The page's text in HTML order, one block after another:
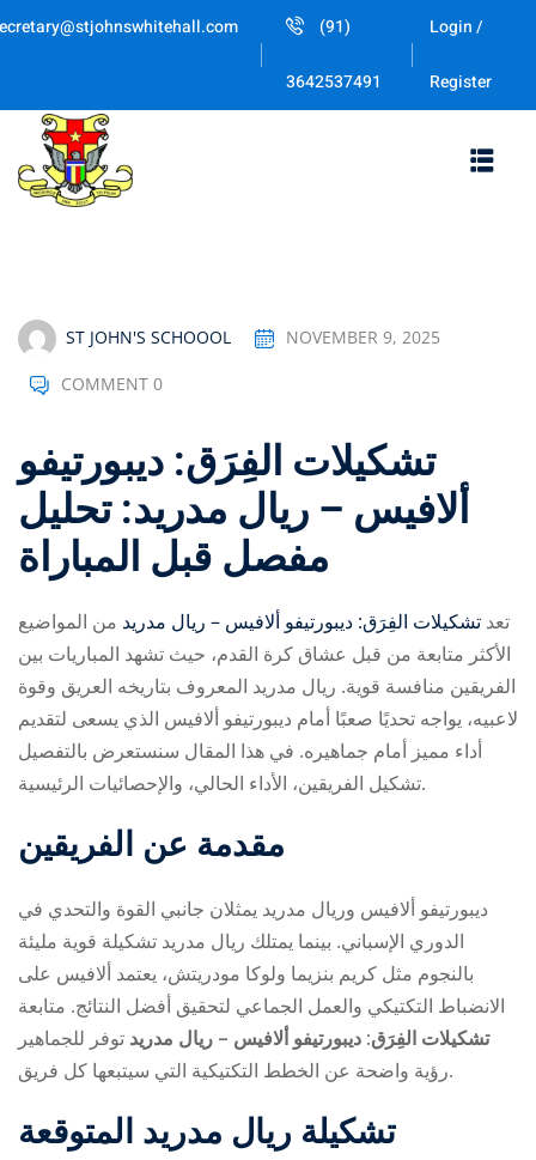
Skip
(91)
3642537491
Login /
Register
ST JOHN'S SCHOOOL NOVEMBER 9, 2025
COMMENT 0
تشكيلات الفِرَق: ديبورتيفو
ألافيس – ريال مدريد: تحليل
مفصل قبل المباراة
تعد تشكيلات الفِرَق: ديبورتيفو ألافيس – ريال مدريد من المواضيع
الأكثر متابعة من قبل عشاق كرة القدم، حيث تشهد المباريات بين
الفريقين منافسة قوية. ريال مدريد المعروف بتاريخه العريق وقوة
لاعبيه، يواجه تحديًا صعبًا أمام ديبورتيفو ألافيس الذي يسعى لتقديم
أداء مميز أمام جماهيره. في هذا المقال سنستعرض بالتفصيل
تشكيل الفريقين، الأداء الحالي، والإحصائيات الرئيسية.
مقدمة عن الفريقين
ديبورتيفو ألافيس وريال مدريد يمثلان جانبي القوة والتحدي في
الدوري الإسباني. بينما يمتلك ريال مدريد تشكيلة قوية مليئة
بالنجوم مثل كريم بنزيما ولوكا مودريتش، يعتمد ألافيس على
الانضباط التكتيكي والعمل الجماعي لتحقيق أفضل النتائج. متابعة
تشكيلات الفِرَق: ديبورتيفو ألافيس – ريال مدريد توفر للجماهير
رؤية واضحة عن الخطط التكتيكية التي سيتبعها كل فريق.
تشكيلة ريال مدريد المتوقعة